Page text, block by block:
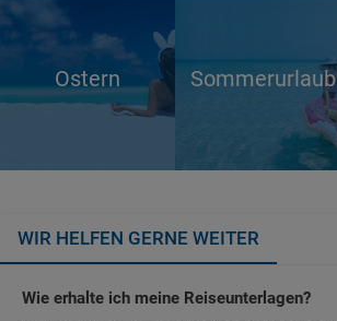
Ostern Sommerurlaub
WIR HELFEN GERNE WEITER
Wie erhalte ich meine Reiseunterlagen?